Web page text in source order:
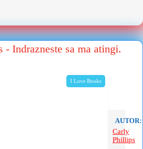
I Love Books
Indrazneste sa ma atingi.
AUTOR:
Carly
Phillips